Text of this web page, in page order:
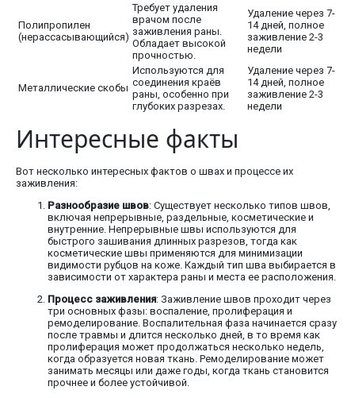
Полипропилен
(нерассасывающийся)
Требует удаления
врачом после
заживления раны.
Обладает высокой
прочностью.
Удаление через 7-
14 дней, полное
заживление 2-3
недели
Металлические скобы
Используются для
соединения краёв
раны, особенно при
глубоких разрезах.
Удаление через 7-
14 дней, полное
заживление 2-3
недели
Интересные факты
Вот несколько интересных фактов о швах и процессе их
заживления:
Разнообразие швов: Существует несколько типов швов,
включая непрерывные, раздельные, косметические и
внутренние. Непрерывные швы используются для
быстрого зашивания длинных разрезов, тогда как
косметические швы применяются для минимизации
видимости рубцов на коже. Каждый тип шва выбирается в
зависимости от характера раны и места ее расположения.
Процесс заживления: Заживление швов проходит через
три основных фазы: воспаление, пролиферация и
ремоделирование. Воспалительная фаза начинается сразу
после травмы и длится несколько дней, в то время как
пролиферация может продолжаться несколько недель,
когда образуется новая ткань. Ремоделирование может
занимать месяцы или даже годы, когда ткань становится
прочнее и более устойчивой.